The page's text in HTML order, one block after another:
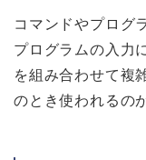
コマンドやプログ
プログラムの入力
を組み合わせて複
のとき使われるの